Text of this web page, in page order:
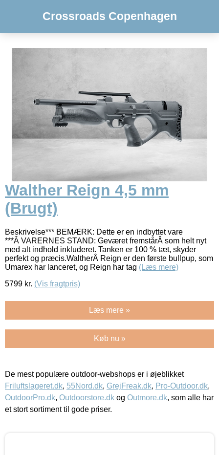
Crossroads Copenhagen
Walther Reign 4,5 mm
(Brugt)
Beskrivelse*** BEMÆRK: Dette er en indbyttet vare
***Â VARERNES STAND: Geværet fremstårÂ som helt nyt
med alt indhold inkluderet. Tanken er 100 % tæt, skyder
perfekt og præcis.WaltherÂ Reign er den første bullpup, som
Umarex har lanceret, og Reign har tag (Læs mere)
5799 kr. (Vis fragtpris)
Læs mere »
Køb nu »
De mest populære outdoor-webshops er i øjeblikket
Friluftslageret.dk, 55Nord.dk, GrejFreak.dk, Pro-Outdoor.dk,
OutdoorPro.dk, Outdoorstore.dk og Outmore.dk, som alle har
et stort sortiment til gode priser.